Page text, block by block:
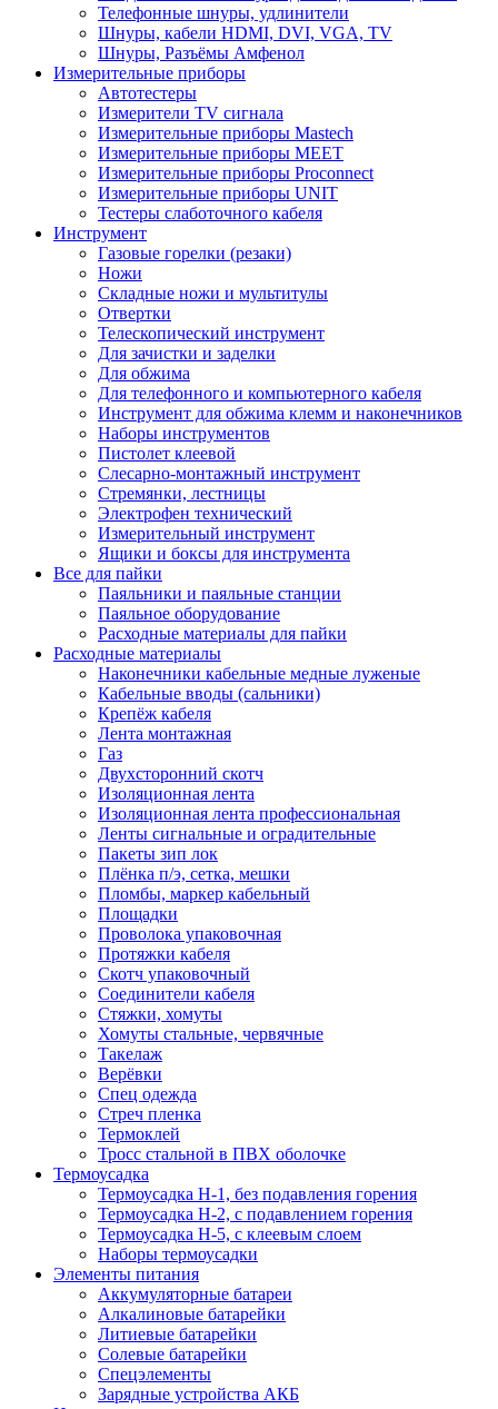
Телефонные шнуры, удлинители
Шнуры, кабели HDMI, DVI, VGA, TV
Шнуры, Разъёмы Амфенол
Измерительные приборы
Автотестеры
Измерители TV сигнала
Измерительные приборы Mastech
Измерительные приборы MEET
Измерительные приборы Proconnect
Измерительные приборы UNIT
Тестеры слаботочного кабеля
Инструмент
Газовые горелки (резаки)
Ножи
Складные ножи и мультитулы
Отвертки
Телескопический инструмент
Для зачистки и заделки
Для обжима
Для телефонного и компьютерного кабеля
Инструмент для обжима клемм и наконечников
Наборы инструментов
Пистолет клеевой
Слесарно-монтажный инструмент
Стремянки, лестницы
Электрофен технический
Измерительный инструмент
Ящики и боксы для инструмента
Все для пайки
Паяльники и паяльные станции
Паяльное оборудование
Расходные материалы для пайки
Расходные материалы
Наконечники кабельные медные луженые
Кабельные вводы (сальники)
Крепёж кабеля
Лента монтажная
Газ
Двухсторонний скотч
Изоляционная лента
Изоляционная лента профессиональная
Ленты сигнальные и оградительные
Пакеты зип лок
Плёнка п/э, сетка, мешки
Пломбы, маркер кабельный
Площадки
Проволока упаковочная
Протяжки кабеля
Скотч упаковочный
Соединители кабеля
Стяжки, хомуты
Хомуты стальные, червячные
Такелаж
Верёвки
Спец одежда
Стреч пленка
Термоклей
Тросс стальной в ПВХ оболочке
Термоусадка
Термоусадка H-1, без подавления горения
Термоусадка H-2, с подавлением горения
Термоусадка H-5, с клеевым слоем
Наборы термоусадки
Элементы питания
Аккумуляторные батареи
Алкалиновые батарейки
Литиевые батарейки
Солевые батарейки
Спецэлементы
Зарядные устройства АКБ